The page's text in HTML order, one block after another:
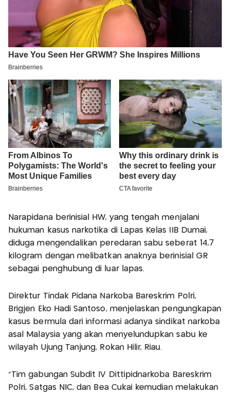
Narapidana berinisial HW, yang tengah menjalani
hukuman kasus narkotika di Lapas Kelas IIB Dumai,
diduga mengendalikan peredaran sabu seberat 14,7
kilogram dengan melibatkan anaknya berinisial GR
sebagai penghubung di luar lapas.
Direktur Tindak Pidana Narkoba Bareskrim Polri,
Brigjen Eko Hadi Santoso, menjelaskan pengungkapan
kasus bermula dari informasi adanya sindikat narkoba
asal Malaysia yang akan menyelundupkan sabu ke
wilayah Ujung Tanjung, Rokan Hilir, Riau.
"Tim gabungan Subdit IV Dittipidnarkoba Bareskrim
Polri, Satgas NIC, dan Bea Cukai kemudian melakukan